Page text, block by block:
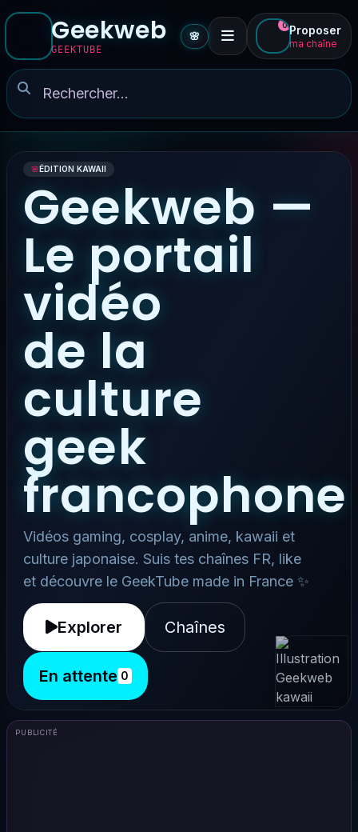
Geekweb
GEEKTUBE
🌸
0 Proposer
ma chaîne
🌸ÉDITION KAWAII
Geekweb —
Le portail
vidéo
de la
culture
geek
francophone
Vidéos gaming, cosplay, anime, kawaii et
culture japonaise. Suis tes chaînes FR, like
et découvre le GeekTube made in France ✨
Explorer Chaînes
En attente 0
PUBLICITÉ